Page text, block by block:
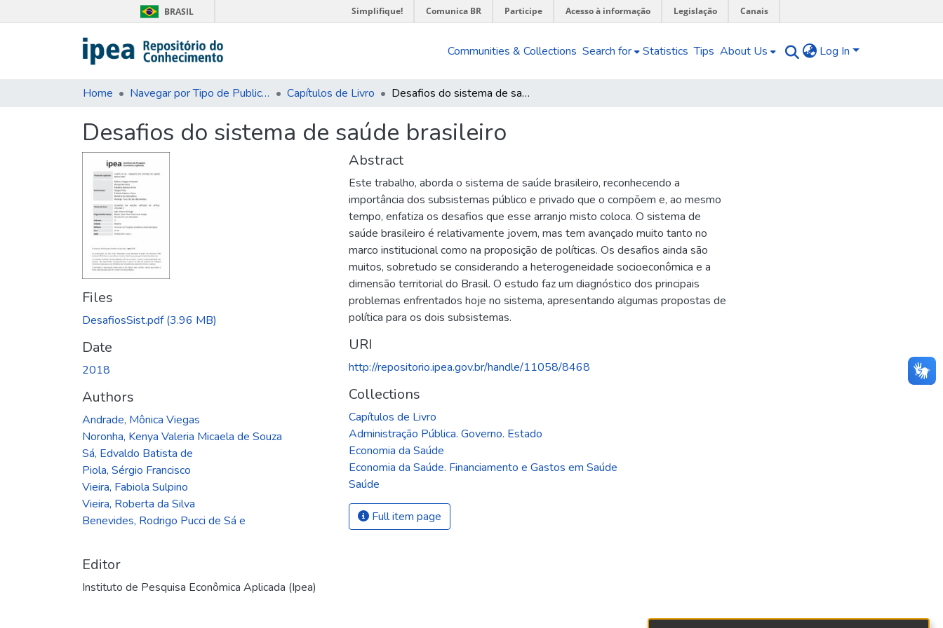
BRASIL Simplifique! Comunica BR Participe Acesso à informação Legislação Canais
Communities & Collections Search for Statistics Tips About Us Log In
Home Navegar por Tipo de Publicação Capítulos de Livro Desafios do sistema de saúde brasileiro
Desafios do sistema de saúde brasileiro
Files
DesafiosSist.pdf(3.96 MB)
Date
2018
Authors
Andrade, Mônica Viegas
Noronha, Kenya Valeria Micaela de Souza
Sá, Edvaldo Batista de
Piola, Sérgio Francisco
Vieira, Fabiola Sulpino
Vieira, Roberta da Silva
Benevides, Rodrigo Pucci de Sá e
Editor
Instituto de Pesquisa Econômica Aplicada (Ipea)
Abstract
Este trabalho, aborda o sistema de saúde brasileiro, reconhecendo a
importância dos subsistemas público e privado que o compõem e, ao mesmo
tempo, enfatiza os desafios que esse arranjo misto coloca. O sistema de
saúde brasileiro é relativamente jovem, mas tem avançado muito tanto no
marco institucional como na proposição de políticas. Os desafios ainda são
muitos, sobretudo se considerando a heterogeneidade socioeconômica e a
dimensão territorial do Brasil. O estudo faz um diagnóstico dos principais
problemas enfrentados hoje no sistema, apresentando algumas propostas de
política para os dois subsistemas.
URI
http://repositorio.ipea.gov.br/handle/11058/8468
Collections
Capítulos de Livro
Administração Pública. Governo. Estado
Economia da Saúde
Economia da Saúde. Financiamento e Gastos em Saúde
Saúde
Full item page